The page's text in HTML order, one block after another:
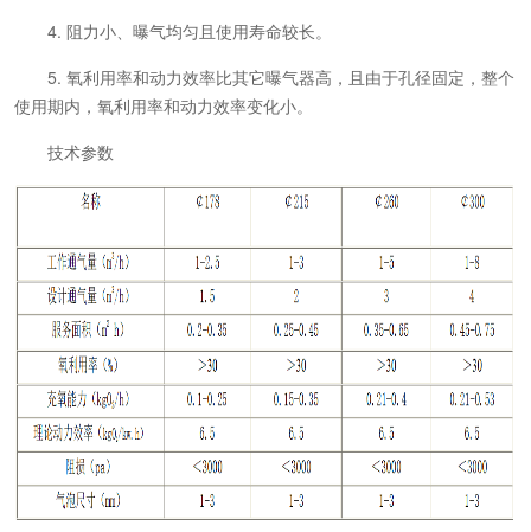
4. 阻力小、曝气均匀且使用寿命较长。
5. 氧利用率和动力效率比其它曝气器高，且由于孔径固定，整个
使用期内，氧利用率和动力效率变化小。
技术参数